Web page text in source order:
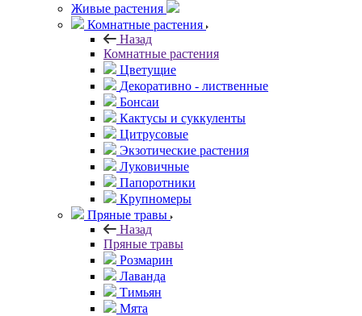
Живые растения
Комнатные растения
Назад
Комнатные растения
Цветущие
Декоративно - лиственные
Бонсаи
Кактусы и суккуленты
Цитрусовые
Экзотические растения
Луковичные
Папоротники
Крупномеры
Пряные травы
Назад
Пряные травы
Розмарин
Лаванда
Тимьян
Мята